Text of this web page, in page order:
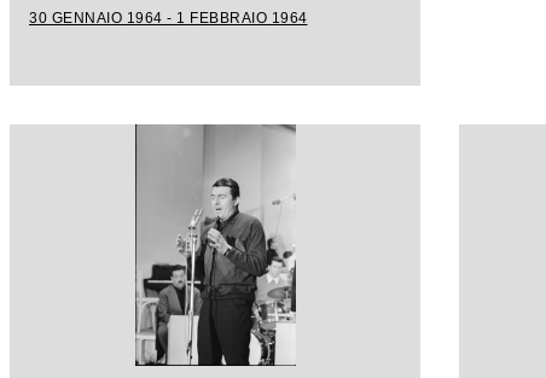
30 GENNAIO 1964 - 1 FEBBRAIO 1964